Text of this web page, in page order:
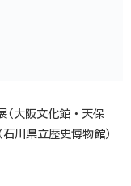
(大阪文化館・天保
川県立歴史博物館)